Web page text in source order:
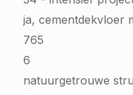
ja, cementdekvloer
765
6
natuurgetrouwe